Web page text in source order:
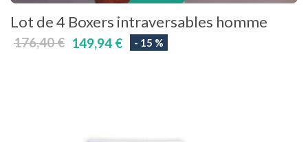
Lot de 4 Boxers intraversables homme
176,40 € 149,94 € - 15 %